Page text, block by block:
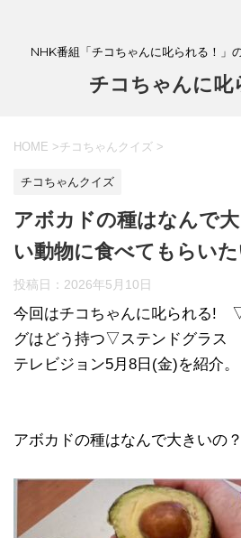
NHK番組「チコちゃんに叱られる！」
チコちゃんに叱
HOME >チコちゃんクイズ >
チコちゃんクイズ
アボカドの種はなんで
い動物に食べてもらい
投稿日： 2026年5月10日
今回はチコちゃんに叱られる!
グはどう持つ▽ステンドグラス
テレビジョン5月8日(金)を紹介。
アボカドの種はなんで大きいの？